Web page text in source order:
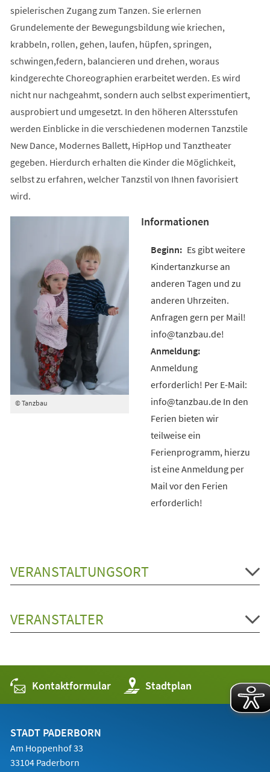
spielerischen Zugang zum Tanzen. Sie erlernen
Grundelemente der Bewegungsbildung wie kriechen,
krabbeln, rollen, gehen, laufen, hüpfen, springen,
schwingen,federn, balancieren und drehen, woraus
kindgerechte Choreographien erarbeitet werden. Es wird
nicht nur nachgeahmt, sondern auch selbst experimentiert,
ausprobiert und umgesetzt. In den höheren Altersstufen
werden Einblicke in die verschiedenen modernen Tanzstile
New Dance, Modernes Ballett, HipHop und Tanztheater
gegeben. Hierdurch erhalten die Kinder die Möglichkeit,
selbst zu erfahren, welcher Tanzstil von Ihnen favorisiert
wird.
© Tanzbau
Informationen
Es gibt weitere
Kindertanzkurse an
anderen Tagen und zu
anderen Uhrzeiten.
Anfragen gern per Mail!
info@tanzbau.de!
Anmeldung
erforderlich! Per E-Mail:
info@tanzbau.de In den
Ferien bieten wir
teilweise ein
Ferienprogramm, hierzu
ist eine Anmeldung per
Mail vor den Ferien
erforderlich!
VERANSTALTUNGSORT
VERANSTALTER
Kontaktformular Stadtplan
(Öffnet
in
einem
STADT PADERBORN
Am Hoppenhof 33
33104 Paderborn